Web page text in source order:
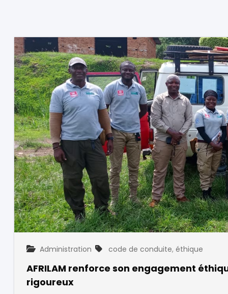
Administration code de conduite, éthique
AFRILAM renforce son engagement
rigoureux
Administration
adopte
Bilan